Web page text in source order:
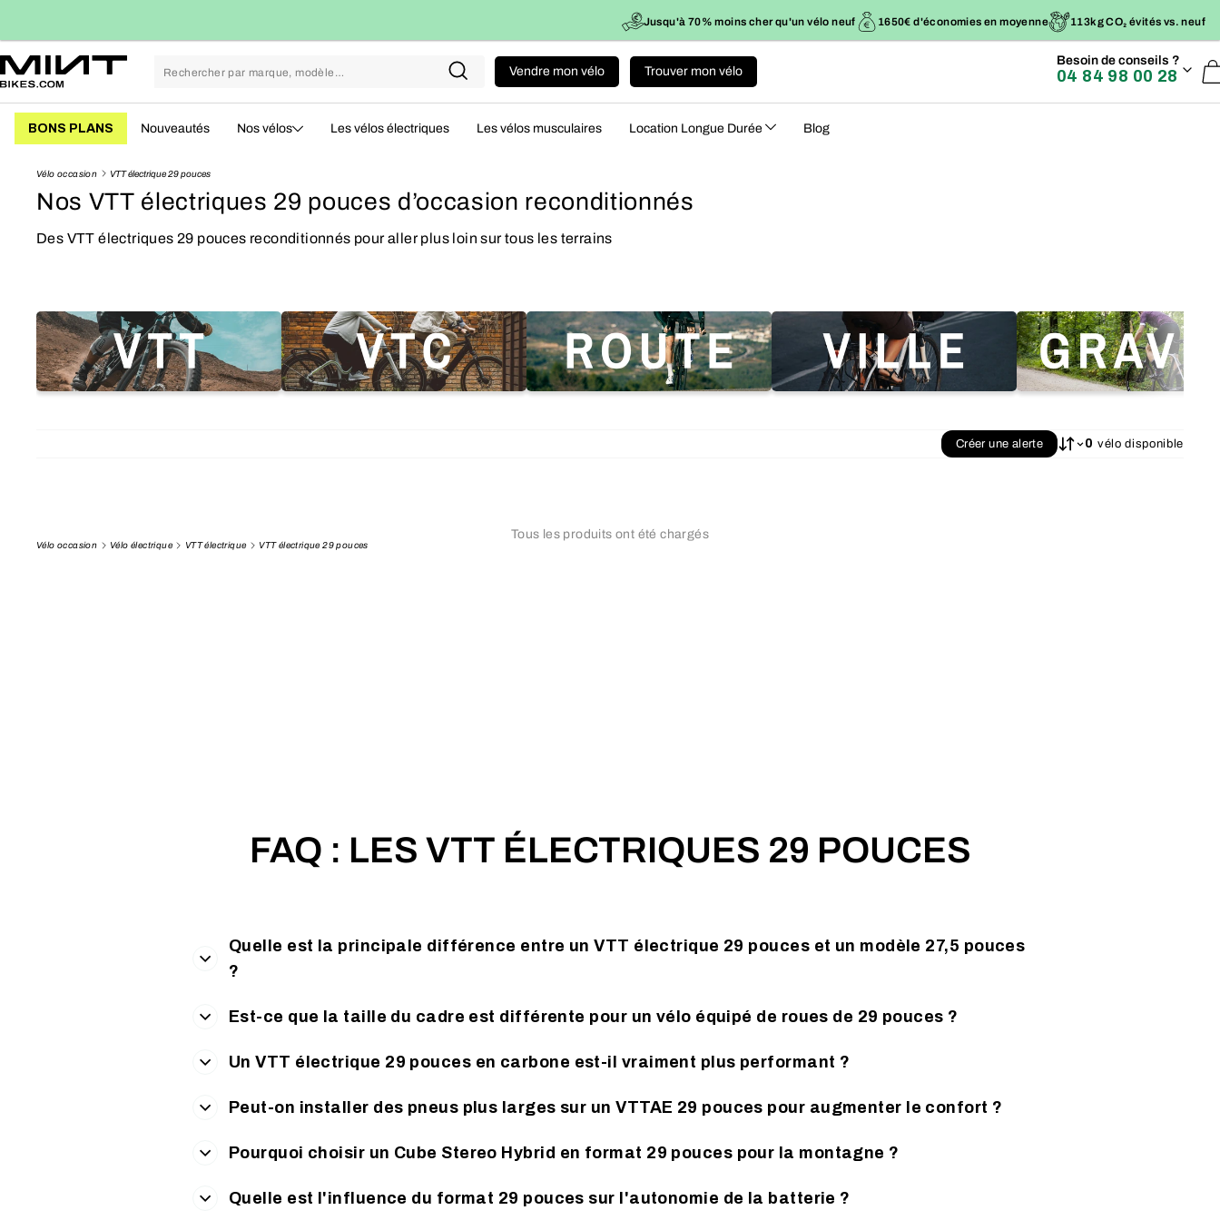
113kg CO₂ évités vs. neuf Le reconditionnement MINT Bikes
contenu
Vendre mon vélo Trouver mon vélo
Besoin de conseils ?
04 84 98 00 28
BONS PLANS Nouveautés Nos vélos Les vélos électriques Les vélos musculaires Location Longue Durée Blog
Vélo occasion VTT électrique 29 pouces
Nos VTT électriques 29 pouces d’occasion reconditionnés
Des VTT électriques 29 pouces reconditionnés pour aller plus loin sur tous les terrains
Créer une alerte 0 vélo disponible
Tous les produits ont été chargés
Vélo occasion Vélo électrique VTT électrique VTT électrique 29 pouces
FAQ : LES VTT ÉLECTRIQUES 29 POUCES
Quelle est la principale différence entre un VTT électrique 29 pouces et un modèle 27,5 pouces
?
Est-ce que la taille du cadre est différente pour un vélo équipé de roues de 29 pouces ?
Un VTT électrique 29 pouces en carbone est-il vraiment plus performant ?
Peut-on installer des pneus plus larges sur un VTTAE 29 pouces pour augmenter le confort ?
Pourquoi choisir un Cube Stereo Hybrid en format 29 pouces pour la montagne ?
Quelle est l'influence du format 29 pouces sur l'autonomie de la batterie ?